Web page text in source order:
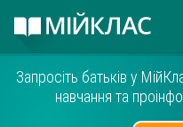
Запросіть батьків у
навчання та